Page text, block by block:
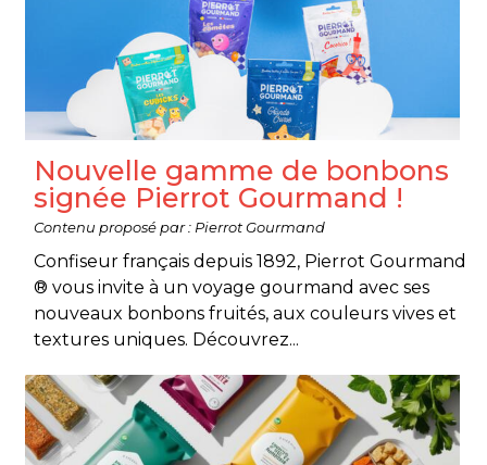
Nouvelle gamme de bonbons
signée Pierrot Gourmand !
Contenu proposé par : Pierrot Gourmand
Confiseur français depuis 1892, Pierrot Gourmand
® vous invite à un voyage gourmand avec ses
nouveaux bonbons fruités, aux couleurs vives et
textures uniques. Découvrez...